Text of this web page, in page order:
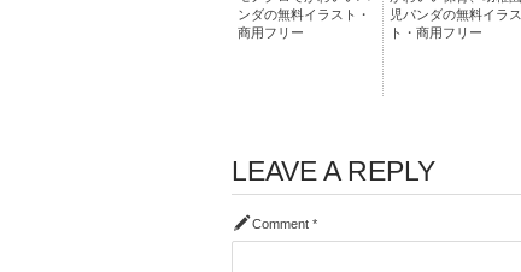
ンダの無料イラスト・
商用フリー
児パンダの無料イラス
ト・商用フリー
LEAVE A REPLY
Comment *